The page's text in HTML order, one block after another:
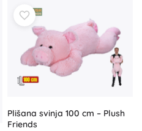
Plišana svinja 100 cm – Plush
Friends